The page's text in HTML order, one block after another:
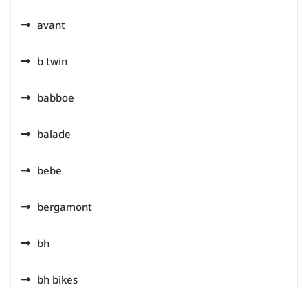
avant
b twin
babboe
balade
bebe
bergamont
bh
bh bikes